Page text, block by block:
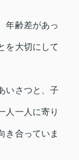
年齢差があっ
を大切にして
いさつと、子
人一人に寄り
き合っていま